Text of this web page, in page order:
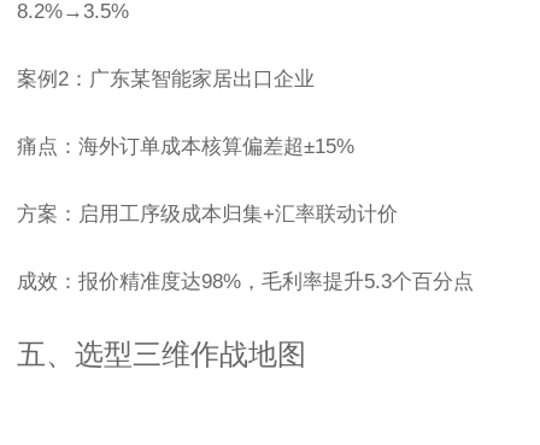
8.2%→3.5%
案例2：广东某智能家居出口企业
痛点：海外订单成本核算偏差超±15%
方案：启用工序级成本归集+汇率联动计价
成效：报价精准度达98%，毛利率提升5.3个百分点
五、选型三维作战地图